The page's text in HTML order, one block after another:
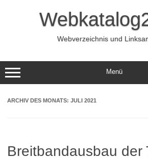
Webverzeichnis und
Menü
ARCHIV DES MONATS: JULI 2021
Breitbandausbau der